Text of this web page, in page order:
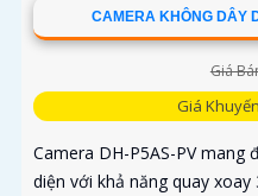
CAMERA KHÔNG DÂY
Giá
Giá
Camera DH-P5AS-PV
diện với khả năng quay xoay